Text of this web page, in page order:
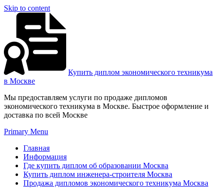
Skip to content
Купить диплом экономического техникума
в Москве
Мы предоставляем услуги по продаже дипломов
экономического техникума в Москве. Быстрое оформление и
доставка по всей Москве
Primary Menu
Главная
Информация
Где купить диплом об образовании Москва
Купить диплом инженера-строителя Москва
Продажа дипломов экономического техникума Москва